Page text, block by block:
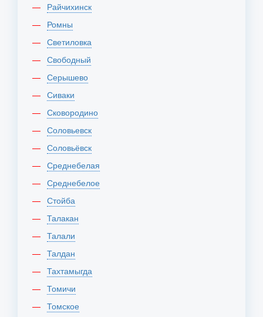
Райчихинск
Ромны
Светиловка
Свободный
Серышево
Сиваки
Сковородино
Соловьевск
Соловьёвск
Среднебелая
Среднебелое
Стойба
Талакан
Талали
Талдан
Тахтамыгда
Томичи
Томское